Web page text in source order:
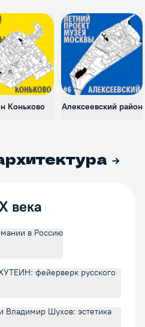
Коньково Алексеевский район
века
в Россию
фейерверк русского
Владимир Шухов: эстетика